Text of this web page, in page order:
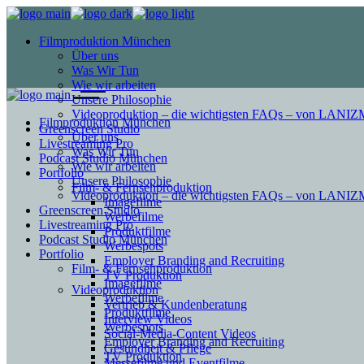
Filmproduktion München
Über uns
Was Wir Tun
Wie wir arbeiten
Unsere Philosophie
Videoproduktion – die wichtigsten FAQs – von
Greenscreen Studio
Livestreaming Pro
Podcast Studio München
Portfolio
Film- & Fernsehproduktion
Imagefilme
Werbefilme
Produktfilme
Werbespots
Employer Branding and Recruiting
TV Produktion
Videoproduktion
Vertrieb & Kundenberatung
Interview Videos
Social-Media-Content Videos
Gesundheit & Pflege
Filmproduktion München
Über uns
Was Wir Tun
Wie wir arbeiten
Unsere Philosophie
Videoproduktion – die wichtigsten FAQs – von
Greenscreen Studio
Livestreaming Pro
Podcast Studio München
Portfolio
Film- & Fernsehproduktion
Imagefilme
Werbefilme
Produktfilme
Werbespots
Employer Branding and Recruiting
TV Produktion